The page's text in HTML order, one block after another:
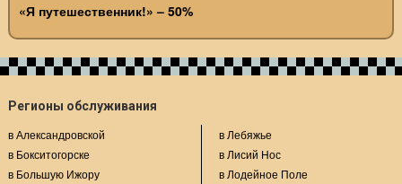
«Я путешественник!» – 50%
Регионы обслуживания
в Александровской
в Бокситогорске
в Большую Ижору
в Лебяжье
в Лисий Нос
в Лодейное Поле